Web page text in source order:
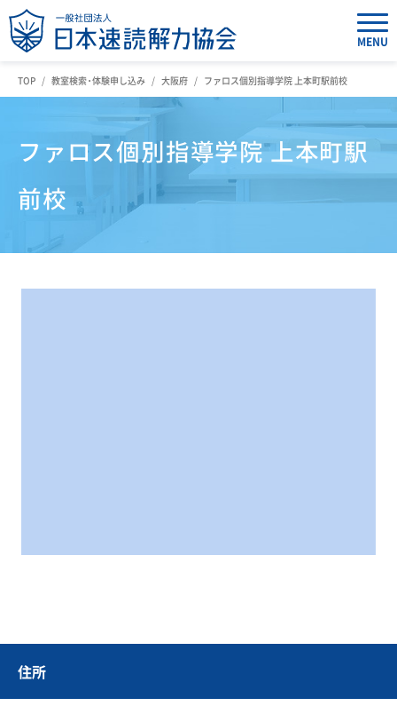
MENU
TOP 教室検索・体験申し込み 大阪府 ファロス個別指導学院 上本町駅前校
ファロス個別指導学院 上本町駅
前校
住所